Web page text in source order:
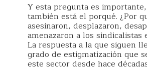
Y esta pregunta es
también está el porqué. ¿Por
asesinaron, desplazaron,
amenazaron a los sindicalistas
La respuesta a la que siguen
grado de estigmatización que
este sector desde hace